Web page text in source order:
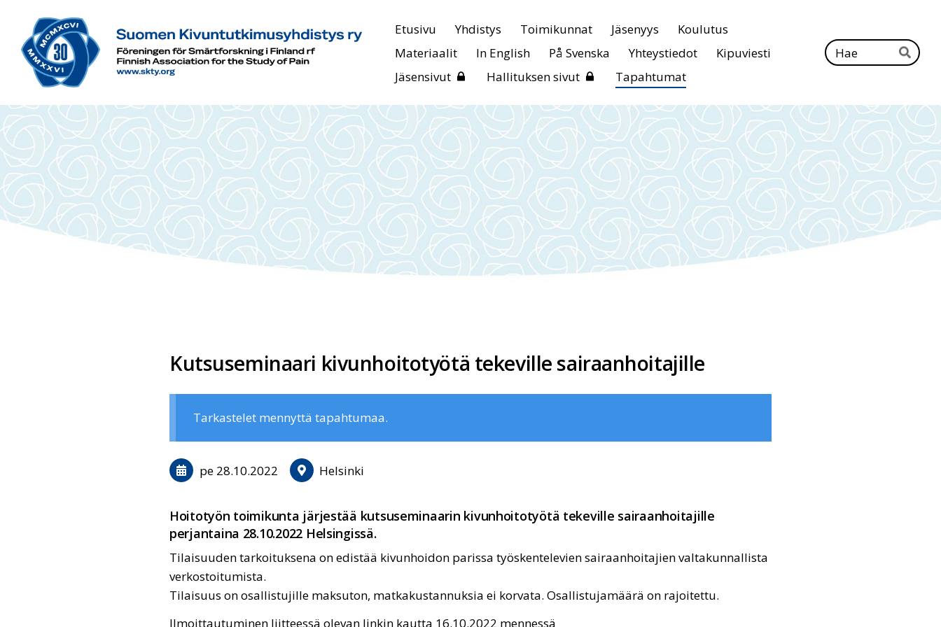
sivun
sisältöön
Suomen Kivuntutkimusyhdistys ry
Etusivu Yhdistys Toimikunnat Jäsenyys
Koulutus
Materiaalit
In English På Svenska Yhteystiedot
Kipuviesti
Jäsensivut
Hallituksen sivut Tapahtumat
Hae
Kutsuseminaari kivunhoitotyötä tekeville sairaanhoitajille
Tarkastelet mennyttä tapahtumaa.
pe 28.10.2022 Helsinki
Hoitotyön toimikunta järjestää kutsuseminaarin kivunhoitotyötä tekeville sairaanhoitajille
perjantaina 28.10.2022 Helsingissä.
Tilaisuuden tarkoituksena on edistää kivunhoidon parissa työskentelevien sairaanhoitajien valtakunnallista
verkostoitumista.
Tilaisuus on osallistujille maksuton, matkakustannuksia ei korvata. Osallistujamäärä on rajoitettu.
Ilmoittautuminen liitteessä olevan linkin kautta 16.10.2022 mennessä